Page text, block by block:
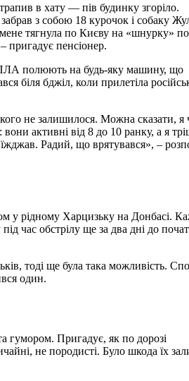
в хату — пів будинку згоріло.
з собою 18 курочок і собаку
тягнула по Києву на «шнурку»
пригадує пенсіонер.
полюють на будь-яку машину, що
біля бджіл, коли прилетіла
не залишилося. Можна сказати, я
активні від 8 до 10 ранку, а я
Радий, що врятувався», –
у рідному Харцизьку на Донбасі.
час обстрілу ще за два дні до
тоді ще була така можливість.
один.
гумором. Пригадує, як по дорозі
не породисті. Було шкода їх